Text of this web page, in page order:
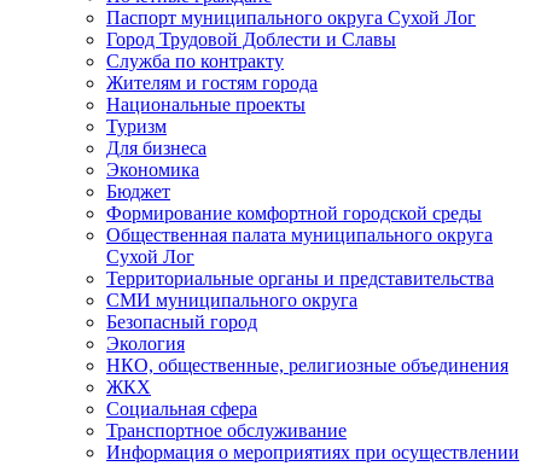
Паспорт муниципального округа Сухой Лог
Город Трудовой Доблести и Славы
Служба по контракту
Жителям и гостям города
Национальные проекты
Туризм
Для бизнеса
Экономика
Бюджет
Формирование комфортной городской среды
Общественная палата муниципального округа
Сухой Лог
Территориальные органы и представительства
СМИ муниципального округа
Безопасный город
Экология
НКО, общественные, религиозные объединения
ЖКХ
Социальная сфера
Транспортное обслуживание
Информация о мероприятиях при осуществлении